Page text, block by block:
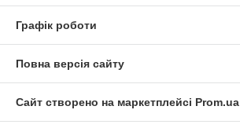
Графік роботи
Повна версія сайту
Сайт створено на маркетплейсі Prom.ua